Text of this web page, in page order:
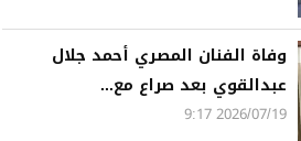
وفاة الفنان المصري أحمد جلال
عبدالقوي بعد صراع مع...
2026/07/19 9:17